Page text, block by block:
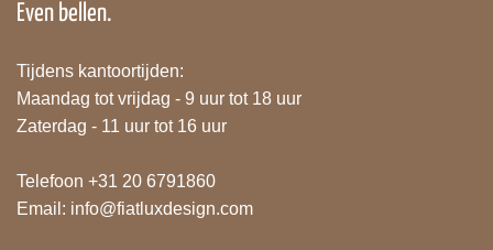
Even bellen.
Tijdens kantoortijden:
Maandag tot vrijdag - 9 uur tot 18 uur
Zaterdag - 11 uur tot 16 uur
Telefoon +31 20 6791860
Email: info@fiatluxdesign.com